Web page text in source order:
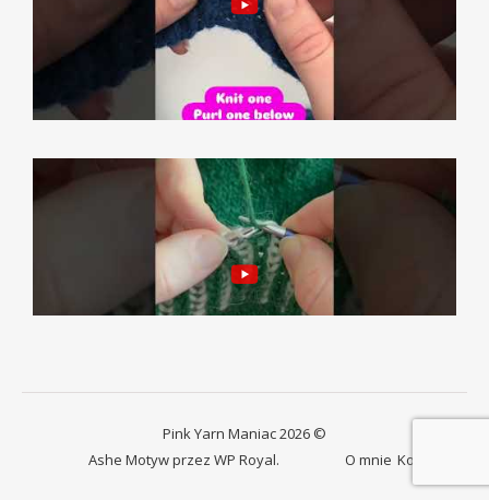
Pink Yarn Maniac 2026 ©
O mnie Kontakt
Ashe Motyw przez WP Royal.